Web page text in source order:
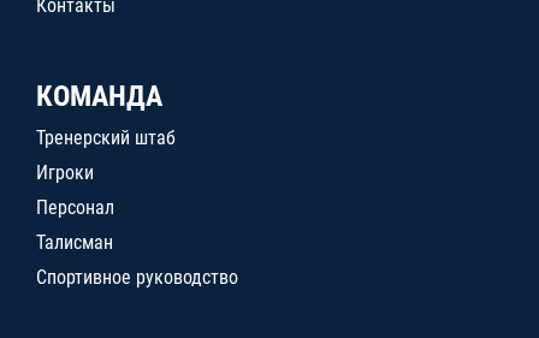
Контакты
КОМАНДА
Тренерский штаб
Игроки
Персонал
Талисман
Спортивное руководство